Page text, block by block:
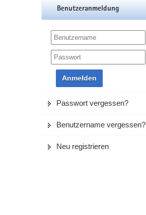
Benutzeranmeldung
Anmelden
Passwort vergessen?
Benutzername vergessen?
Neu registrieren